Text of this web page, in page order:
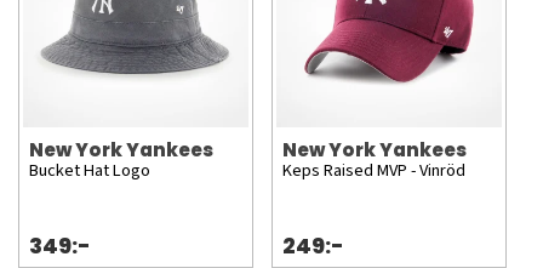
New York Yankees
Bucket Hat Logo
349:-
New York Yankees
Keps Raised MVP - Vinröd
249:-